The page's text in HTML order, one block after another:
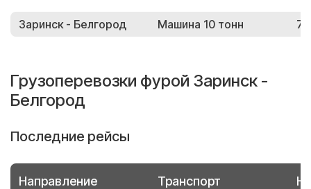
Заринск - Белгород Машина 10 тонн
Грузоперевозки фурой Заринск -
Белгород
Последние рейсы
Направление Транспорт